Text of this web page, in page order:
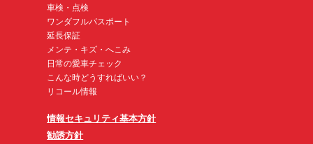
車検・点検
ワンダフルパスポート
延長保証
メンテ・キズ・へこみ
日常の愛車チェック
こんな時どうすればいい？
リコール情報
情報セキュリティ基本方針
勧誘方針